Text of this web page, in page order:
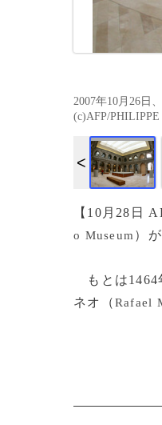
2007年10月26日
(c)AFP/
【10月28日
o Museum ）
もとは1464
ネオ（Rafael